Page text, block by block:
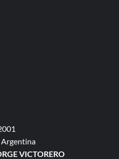
Argentina
VICTORERO